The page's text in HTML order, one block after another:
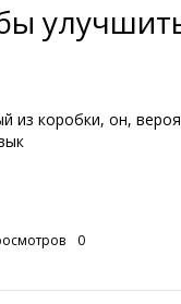
из коробки, он,
0